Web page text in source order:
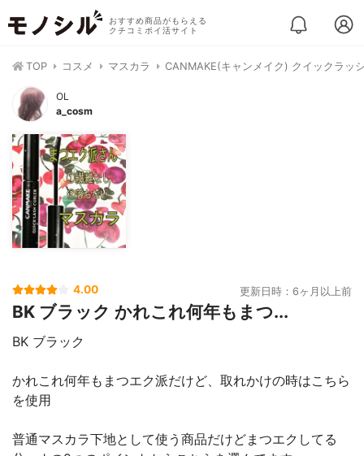
おすすめ商品がもらえる
クチコミポイ活サイト
TOP コスメ マスカラ CANMAKE(キャンメイク) クイックラッ
OL
a_cosm
4.00 更新日時：6ヶ月以上前
BK ブラック かれこれ何年もまつ...
BK ブラック
かれこれ何年もまつエク派だけど、取れかけの時はこちら
を使用
普通マスカラ下地として使う商品だけどまつエクしてる